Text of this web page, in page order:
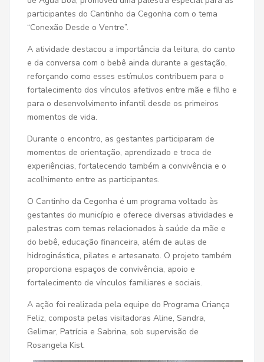
participantes do Cantinho da Cegonha com o tema
“Conexão Desde o Ventre”.
A atividade destacou a importância da leitura, do canto
e da conversa com o bebê ainda durante a gestação,
reforçando como esses estímulos contribuem para o
fortalecimento dos vínculos afetivos entre mãe e filho e
para o desenvolvimento infantil desde os primeiros
momentos de vida.
Durante o encontro, as gestantes participaram de
momentos de orientação, aprendizado e troca de
experiências, fortalecendo também a convivência e o
acolhimento entre as participantes.
O Cantinho da Cegonha é um programa voltado às
gestantes do município e oferece diversas atividades e
palestras com temas relacionados à saúde da mãe e
do bebê, educação financeira, além de aulas de
hidroginástica, pilates e artesanato. O projeto também
proporciona espaços de convivência, apoio e
fortalecimento de vínculos familiares e sociais.
A ação foi realizada pela equipe do Programa Criança
Feliz, composta pelas visitadoras Aline, Sandra,
Gelimar, Patrícia e Sabrina, sob supervisão de
Rosangela Kist.